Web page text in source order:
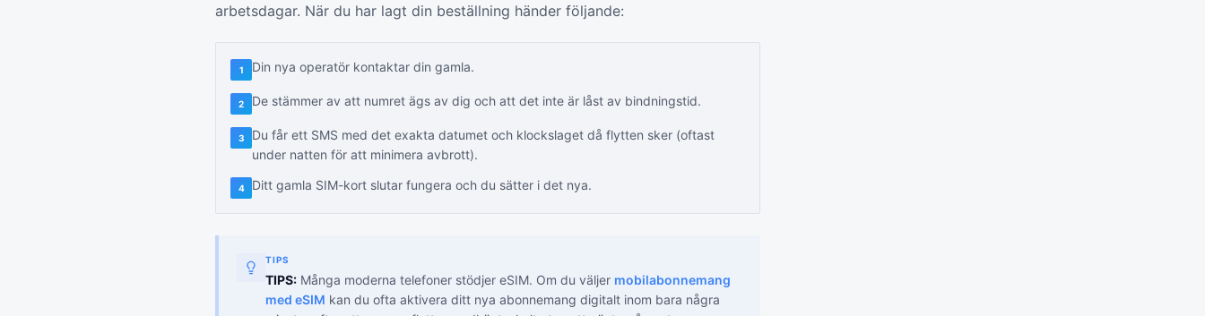
arbetsdagar. När du har lagt din beställning händer följande:
1 Din nya operatör kontaktar din gamla.
2 De stämmer av att numret ägs av dig och att det inte är låst av bindningstid.
3
Du får ett SMS med det exakta datumet och klockslaget då flytten sker (oftast
under natten för att minimera avbrott).
4 Ditt gamla SIM-kort slutar fungera och du sätter i det nya.
TIPS
TIPS: Många moderna telefoner stödjer eSIM. Om du väljer mobilabonnemang
med eSIM kan du ofta aktivera ditt nya abonnemang digitalt inom bara några